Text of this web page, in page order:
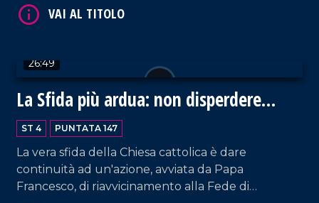
studio Noemi Guzzo, guida ufficiale del Parco
26:49
La Sfida più ardua: non disperdere
l'eredità di Francesco
ST 4 PUNTATA 147
La vera sfida della Chiesa cattolica è dare
continuità ad un'azione, avviata da Papa
Francesco, di riavvicinamento alla Fede di
VAI AL TITOLO